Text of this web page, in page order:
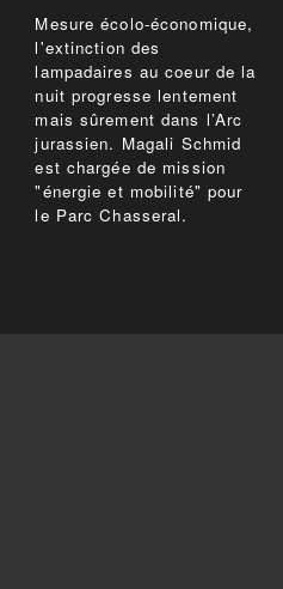
Mesure écolo-économique,
l'extinction des
lampadaires au coeur de la
nuit progresse lentement
mais sûrement dans l’Arc
jurassien. Magali Schmid
est chargée de mission
"énergie et mobilité" pour
le Parc Chasseral.